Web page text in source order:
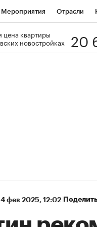
Мероприятия Отрасли
цена квартиры
новостройках
20
фев 2025, 12:02